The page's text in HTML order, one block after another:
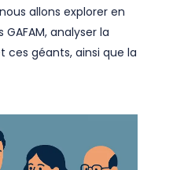
allons explorer en
analyser la
ces géants, ainsi que la